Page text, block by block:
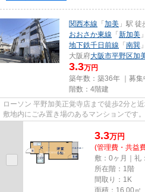
関西本線 「加美 」駅
おおさか東線 「新加美
地下鉄千日前線 「南巽
大阪府大阪市平野区加
3.3万円
築年数：築36年 ｜募集
階数：4階建
ローソン 平野加美正覚寺店まで徒歩2分と
敷地内にごみ置き場のあるマンションです
す。防犯対策もバッチリなマン...
3.3万円
(管理費・共益
敷：0ヶ月｜礼
所在階：1階
間取り：1K
面積：16.00㎡